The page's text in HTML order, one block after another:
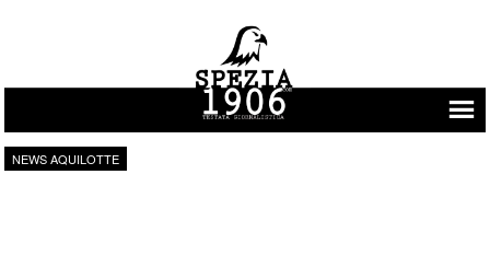
Vai al contenuto
NEWS AQUILOTTE